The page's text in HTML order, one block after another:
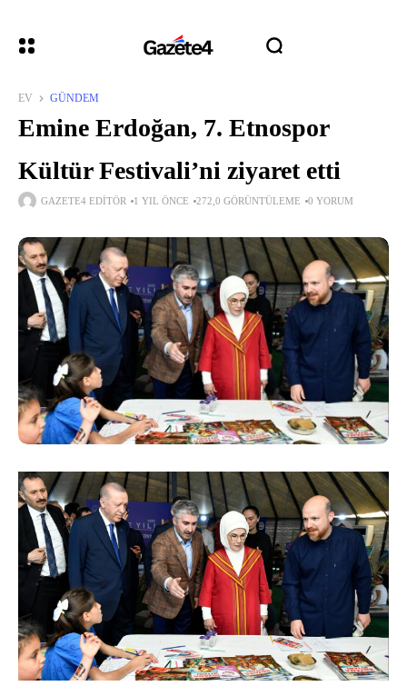
EV GÜNDEM
Emine Erdoğan, 7. Etnospor
Kültür Festivali’ni ziyaret etti
GAZETE4 EDITÖR 1 YIL ÖNCE 272,0 GÖRÜNTÜLEME 0 YORUM